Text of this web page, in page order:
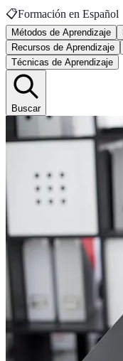
📋Formación en Español
Métodos de Aprendizaje
Recursos de Aprendizaje
Técnicas de Aprendizaje
Buscar